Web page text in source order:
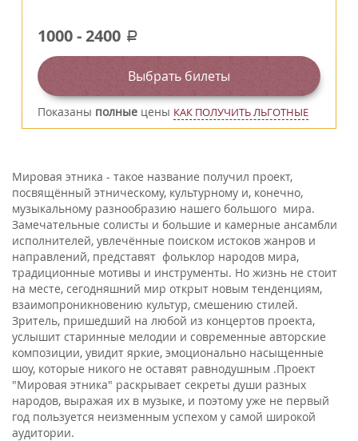
1000-2400 a
Выбрать билеты
Показаны полные цены КАК ПОЛУЧИТЬ ЛЬГОТНЫЕ
Мировая этника - такое название получил проект,
посвящённый этническому, культурному и, конечно,
музыкальному разнообразию нашего большого мира.
Замечательные солисты и большие и камерные ансамбли
исполнителей, увлечённые поиском истоков жанров и
направлений, представят фольклор народов мира,
традиционные мотивы и инструменты. Но жизнь не стоит
на месте, сегодняшний мир открыт новым тенденциям,
взаимопроникновению культур, смешению стилей.
Зритель, пришедший на любой из концертов проекта,
услышит старинные мелодии и современные авторские
композиции, увидит яркие, эмоционально насыщенные
шоу, которые никого не оставят равнодушным .Проект
"Мировая этника" раскрывает секреты души разных
народов, выражая их в музыке, и поэтому уже не первый
год пользуется неизменным успехом у самой широкой
аудитории.